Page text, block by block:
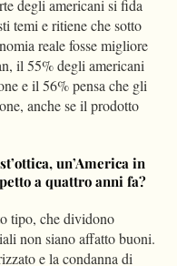
degli americani si fida
temi e ritiene che sotto
reale fosse migliore
il 55% degli americani
e il 56% pensa che gli
anche se il prodotto
un’America in
a quattro anni fa?
tipo, che dividono
non siano affatto buoni.
e la condanna di